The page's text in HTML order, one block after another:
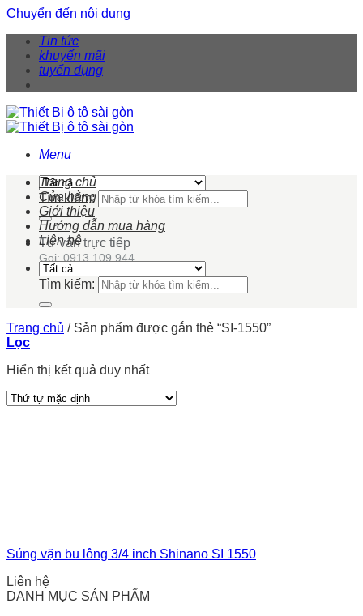
Chuyển đến nội dung
Tin tức
khuyến mãi
tuyển dụng
Menu
Tìm kiếm:
Tư vấn trực tiếp
Gọi: 0913 109 944
Trang chủ
Cửa hàng
Giới thiệu
Hướng dẫn mua hàng
Liên hệ
Tìm kiếm:
Trang chủ /Sản phẩm được gắn thẻ “SI-1550”
Lọc
Hiển thị kết quả duy nhất
Súng vặn bu lông 3/4 inch Shinano SI 1550
Liên hệ
DANH MỤC SẢN PHẨM